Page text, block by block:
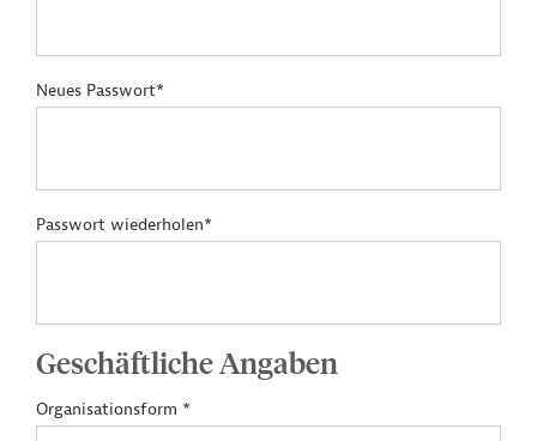
Neues Passwort*
Passwort wiederholen*
Geschäftliche Angaben
Organisationsform *